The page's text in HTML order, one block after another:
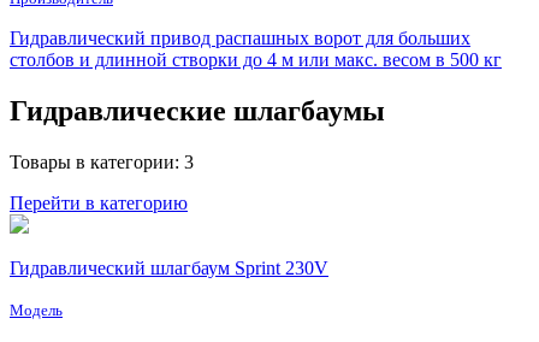
Гидравлический привод распашных ворот для больших
столбов и длинной створки до 4 м или макс. весом в 500 кг
Гидравлические шлагбаумы
Товары в категории: 3
Перейти в категорию
Гидравлический шлагбаум Sprint 230V
Модель